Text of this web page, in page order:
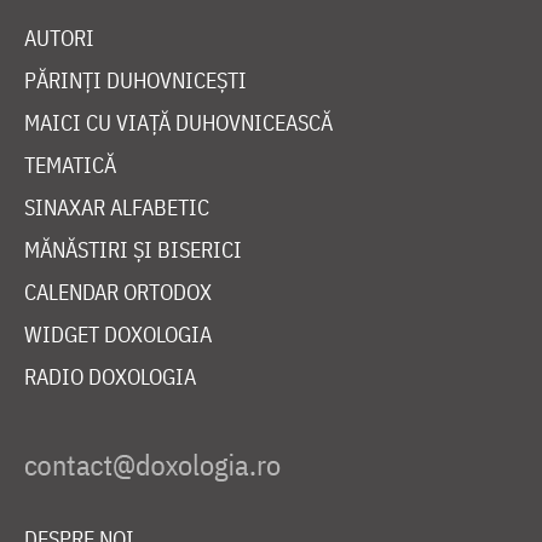
AUTORI
PĂRINȚI DUHOVNICEȘTI
MAICI CU VIAȚĂ DUHOVNICEASCĂ
TEMATICĂ
SINAXAR ALFABETIC
MĂNĂSTIRI ȘI BISERICI
CALENDAR ORTODOX
WIDGET DOXOLOGIA
RADIO DOXOLOGIA